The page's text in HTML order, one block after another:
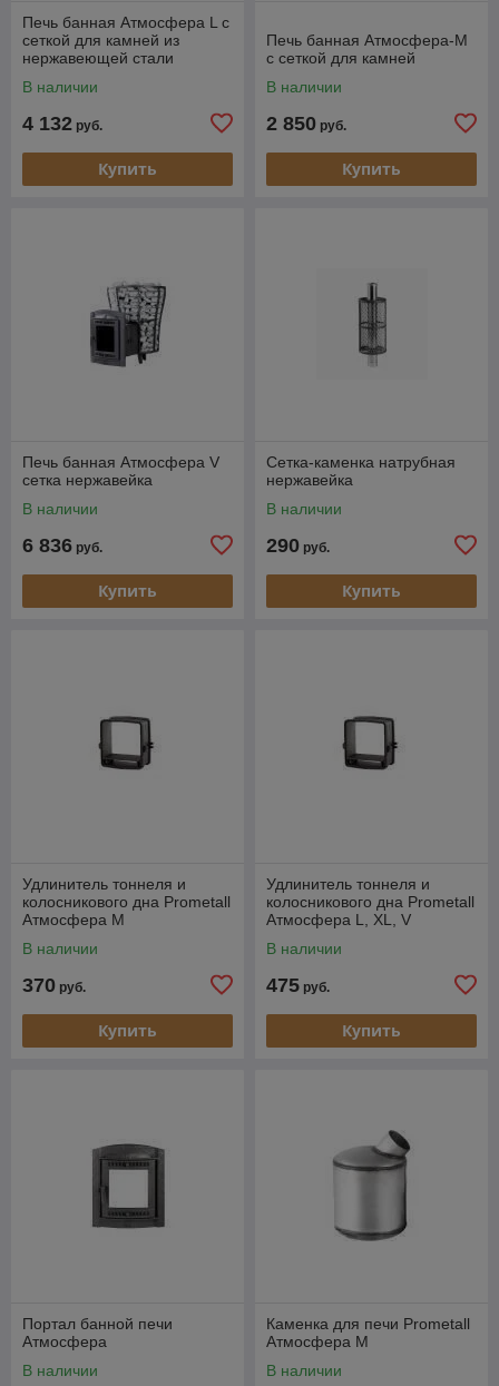
Печь банная Атмосфера L с
сеткой для камней из
нержавеющей стали
В наличии
4 132 руб.
Купить
Печь банная Атмосфера-М
с сеткой для камней
В наличии
2 850 руб.
Купить
Печь банная Атмосфера V
сетка нержавейка
В наличии
6 836 руб.
Купить
Сетка-каменка натрубная
нержавейка
В наличии
290 руб.
Купить
Удлинитель тоннеля и
колосникового дна Prometall
Атмосфера М
В наличии
370 руб.
Купить
Удлинитель тоннеля и
колосникового дна Prometall
Атмосфера L, XL, V
В наличии
475 руб.
Купить
Портал банной печи
Атмосфера
В наличии
Каменка для печи Prometall
Атмосфера М
В наличии